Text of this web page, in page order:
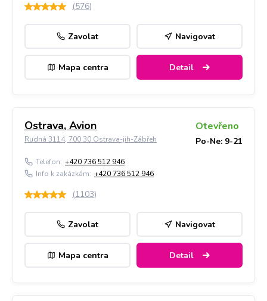
(576)
Zavolat Navigovat
Mapa centra Detail
Ostrava, Avion
Rudná 3114, 700 30 Ostrava-jih-Zábřeh
Otevřeno
Po-Ne: 9-21
Telefon: +420 736 512 946
Info k zakázkám: +420 736 512 946
(1103)
Zavolat Navigovat
Mapa centra Detail